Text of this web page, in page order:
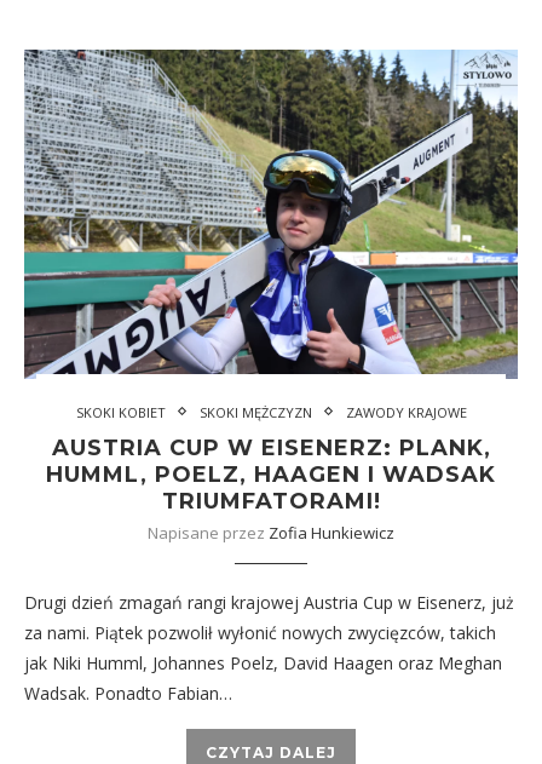
SKOKI KOBIET SKOKI MĘŻCZYZN ZAWODY KRAJOWE
AUSTRIA CUP W EISENERZ: PLANK,
HUMML, POELZ, HAAGEN I WADSAK
TRIUMFATORAMI!
Napisane przez Zofia Hunkiewicz
Drugi dzień zmagań rangi krajowej Austria Cup w Eisenerz, już
za nami. Piątek pozwolił wyłonić nowych zwycięzców, takich
jak Niki Humml, Johannes Poelz, David Haagen oraz Meghan
Wadsak. Ponadto Fabian…
CZYTAJ DALEJ